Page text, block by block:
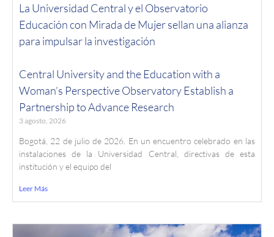
La Universidad Central y el Observatorio
Educación con Mirada de Mujer sellan una alianza
para impulsar la investigación
Central University and the Education with a
Woman’s Perspective Observatory Establish a
Partnership to Advance Research
3 agosto, 2026
Bogotá, 22 de julio de 2026. En un encuentro celebrado en las
instalaciones de la Universidad Central, directivas de esta
institución y el equipo del
Leer Más